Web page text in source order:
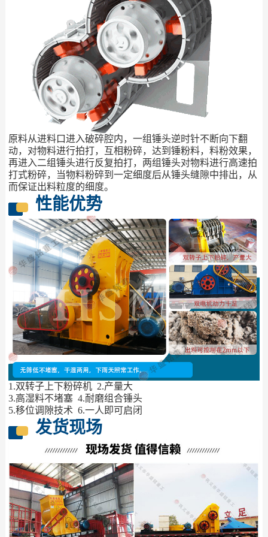
原料从进料口进入破碎腔内，一组锤头逆时针不断向下翻
动，对物料进行拍打，互相粉碎，达到锤粉料，料粉效果，
再进入二组锤头进行反复拍打，两组锤头对物料进行高速拍
打式粉碎，当物料粉碎到一定细度后从锤头缝隙中排出，从
而保证出料粒度的细度。
性能优势
1.双转子上下粉碎机 2.产量大
3.高湿料不堵塞 4.耐磨组合锤头
5.移位调隙技术 6.一人即可启闭
发货现场